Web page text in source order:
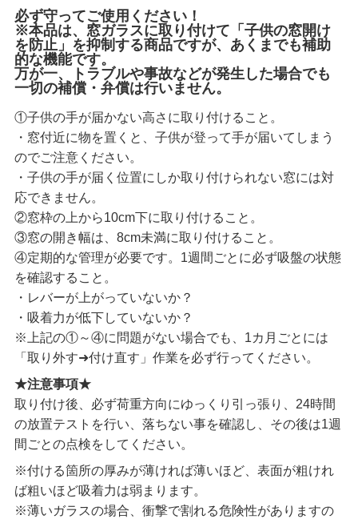
必ず守ってご使用ください！
※本品は、窓ガラスに取り付けて「子供の窓開け
を防止」を抑制する商品ですが、あくまでも補助
的な機能です。
万が一、トラブルや事故などが発生した場合でも
一切の補償・弁償は行いません。
①子供の手が届かない高さに取り付けること。
・窓付近に物を置くと、子供が登って手が届いてしまう
のでご注意ください。
・子供の手が届く位置にしか取り付けられない窓には対
応できません。
②窓枠の上から10cm下に取り付けること。
③窓の開き幅は、8cm未満に取り付けること。
④定期的な管理が必要です。1週間ごとに必ず吸盤の状態
を確認すること。
・レバーが上がっていないか？
・吸着力が低下していないか？
※上記の①～④に問題がない場合でも、1カ月ごとには
「取り外す➜付け直す」作業を必ず行ってください。
★注意事項★
取り付け後、必ず荷重方向にゆっくり引っ張り、24時間
の放置テストを行い、落ちない事を確認し、その後は1週
間ごとの点検をしてください。
※付ける箇所の厚みが薄ければ薄いほど、表面が粗けれ
ば粗いほど吸着力は弱まります。
※薄いガラスの場合、衝撃で割れる危険性がありますの